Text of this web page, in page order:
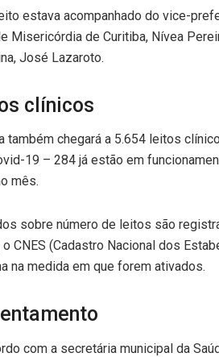
estava acompanhado do vice-
Misericórdia de Curitiba, Nívea
José Lazaroto.
clínicos
também chegará a 5.654 leitos
19 – 284 já estão em
mês.
sobre número de leitos são
o CNES (Cadastro Nacional dos
na medida em que forem ativados.
com a secretária municipal da